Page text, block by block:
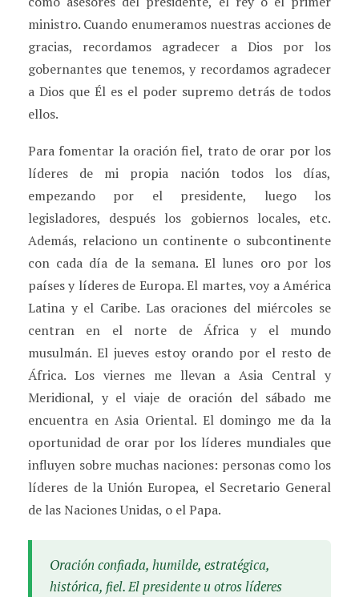
ministro. Cuando enumeramos nuestras acciones de
gracias, recordamos agradecer a Dios por los
gobernantes que tenemos, y recordamos agradecer
a Dios que Él es el poder supremo detrás de todos
ellos.
Para fomentar la oración fiel, trato de orar por los
líderes de mi propia nación todos los días,
empezando por el presidente, luego los
legisladores, después los gobiernos locales, etc.
Además, relaciono un continente o subcontinente
con cada día de la semana. El lunes oro por los
países y líderes de Europa. El martes, voy a América
Latina y el Caribe. Las oraciones del miércoles se
centran en el norte de África y el mundo
musulmán. El jueves estoy orando por el resto de
África. Los viernes me llevan a Asia Central y
Meridional, y el viaje de oración del sábado me
encuentra en Asia Oriental. El domingo me da la
oportunidad de orar por los líderes mundiales que
influyen sobre muchas naciones: personas como los
líderes de la Unión Europea, el Secretario General
de las Naciones Unidas, o el Papa.
Oración confiada, humilde, estratégica,
histórica, fiel. El presidente u otros líderes